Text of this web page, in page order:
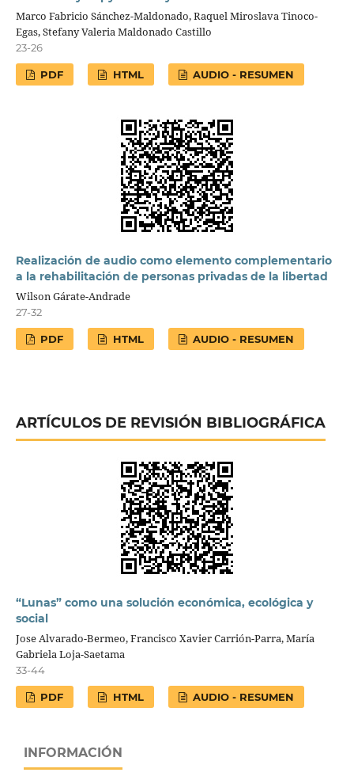
Marco Fabricio Sánchez-Maldonado, Raquel Miroslava Tinoco-
Egas, Stefany Valeria Maldonado Castillo
23-26
PDF HTML AUDIO - RESUMEN
Realización de audio como elemento complementario
a la rehabilitación de personas privadas de la libertad
Wilson Gárate-Andrade
27-32
PDF HTML AUDIO - RESUMEN
ARTÍCULOS DE REVISIÓN BIBLIOGRÁFICA
“Lunas” como una solución económica, ecológica y
social
Jose Alvarado-Bermeo, Francisco Xavier Carrión-Parra, María
Gabriela Loja-Saetama
33-44
PDF HTML AUDIO - RESUMEN
INFORMACIÓN